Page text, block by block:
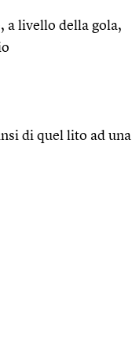
a livello della gola,
di quel lito ad una